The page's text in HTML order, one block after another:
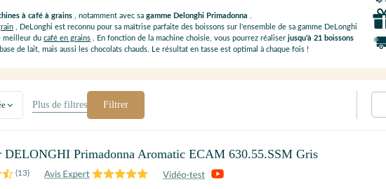
à café à grains , notamment avec sa gamme Delonghi Primadonna
, DeLonghi est reconnu pour sa maîtrise parfaite des boissons sur l'ensemble de sa gamme DeLonghi
meilleur du café en grains . En fonction de la machine choisie, vous pourrez réaliser jusqu’à 21 boissons
de lait, mais aussi les chocolats chauds. Le résultat en tasse est optimal à chaque fois !
Plus de filtres Filtrer
DELONGHI Primadonna Aromatic ECAM 630.55.SSM Gris
(13)